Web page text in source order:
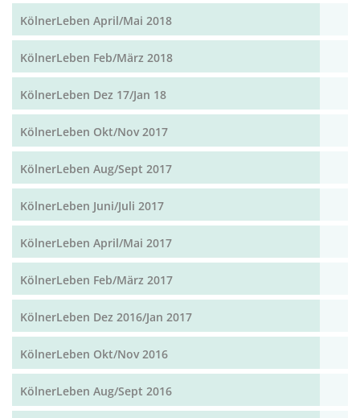
KölnerLeben April/Mai 2018
KölnerLeben Feb/März 2018
KölnerLeben Dez 17/Jan 18
KölnerLeben Okt/Nov 2017
KölnerLeben Aug/Sept 2017
KölnerLeben Juni/Juli 2017
KölnerLeben April/Mai 2017
KölnerLeben Feb/März 2017
KölnerLeben Dez 2016/Jan 2017
KölnerLeben Okt/Nov 2016
KölnerLeben Aug/Sept 2016